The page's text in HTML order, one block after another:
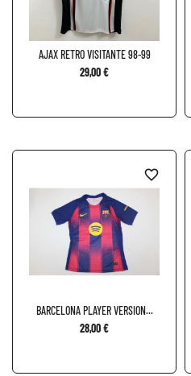
AJAX RETRO VISITANTE 98-99
29,00 €
BARCELONA PLAYER VERSION...
28,00 €
favorite_border